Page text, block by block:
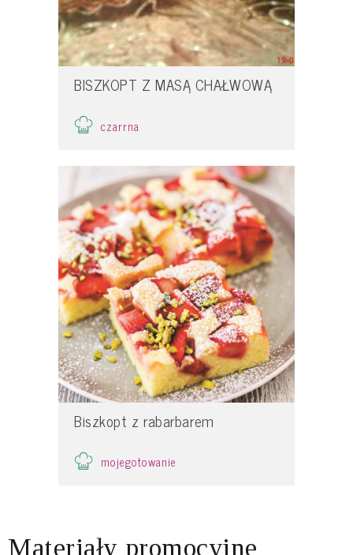
BISZKOPT Z MASĄ CHAŁWOWĄ
czarrna
Biszkopt z rabarbarem
mojegotowanie
Materiały promocyjne